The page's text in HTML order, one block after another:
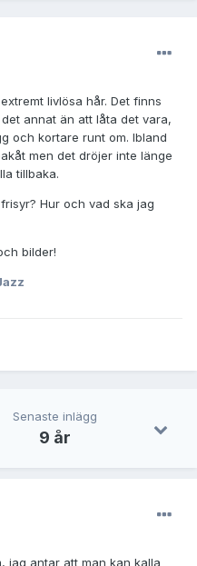
livlösa hår. Det finns
annat än att låta det vara,
och kortare runt om. Ibland
men det dröjer inte länge
tillbaka.
Hur och vad ska jag
bilder!
Senaste inlägg
9 år
jag antar att man kan kalla